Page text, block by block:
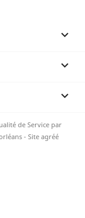



de Service par
- Site agréé